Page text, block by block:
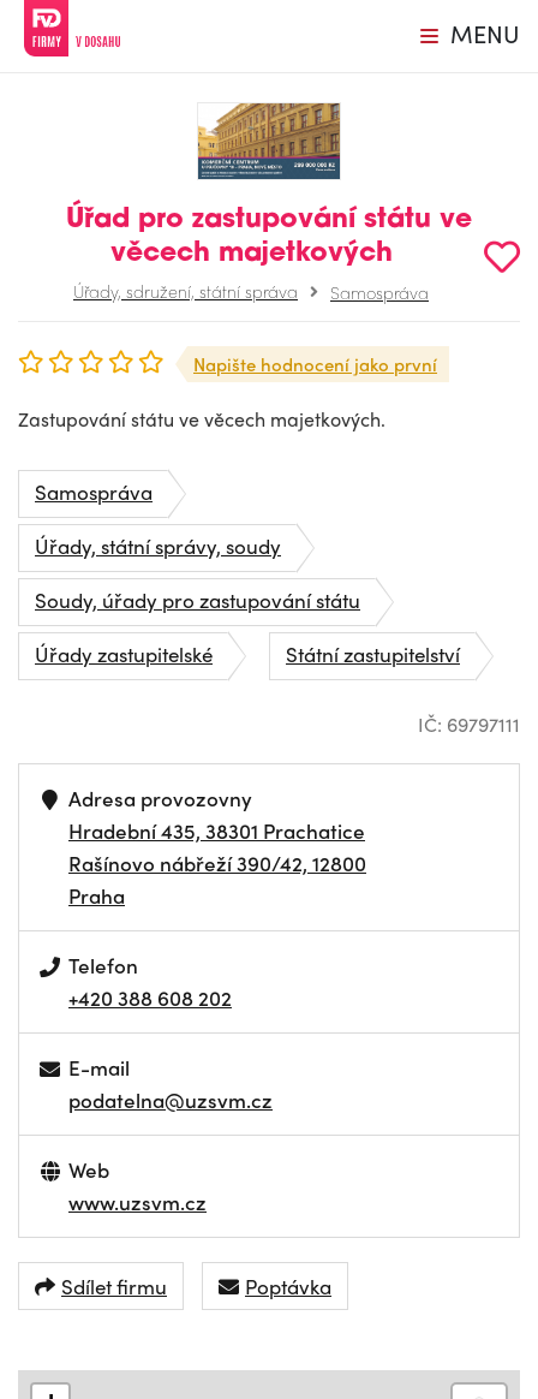
MENU
Úřad pro zastupování státu ve
věcech majetkových
Úřady, sdružení, státní správa Samospráva
Napište hodnocení jako první
Zastupování státu ve věcech majetkových.
Samospráva
Úřady, státní správy, soudy
Soudy, úřady pro zastupování státu
Úřady zastupitelské
Státní zastupitelství
IČ: 69797111
Adresa provozovny
Hradební 435, 38301 Prachatice
Rašínovo nábřeží 390/42, 12800
Praha
Telefon
+420 388 608 202
E-mail
podatelna@uzsvm.cz
Web
www.uzsvm.cz
Sdílet firmu Poptávka